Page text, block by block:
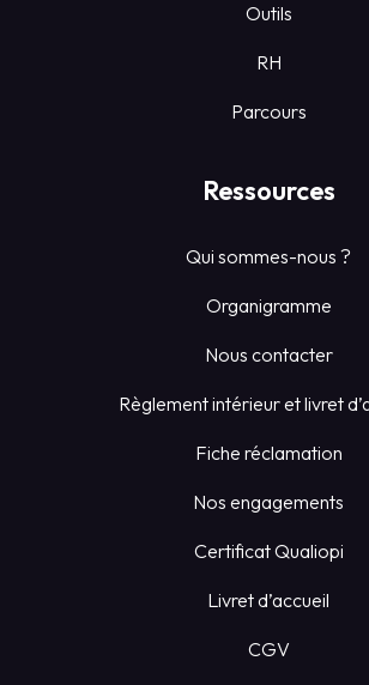
Outils
RH
Parcours
Ressources
Qui sommes-nous ?
Organigramme
Nous contacter
Règlement intérieur et livret
Fiche réclamation
Nos engagements
Certificat Qualiopi
Livret d’accueil
CGV